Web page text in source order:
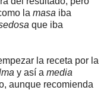
la masa iba
que iba
la receta por la
y así a media
aunque recomienda